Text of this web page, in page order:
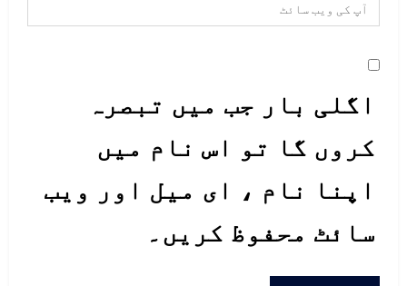
اگلی بار جب میں تبصرہ
کروں گا تو اس نام میں
اپنا نام ، ای میل اور ویب
سائٹ محفوظ کریں۔